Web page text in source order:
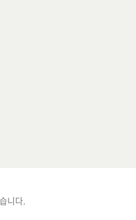
니다.